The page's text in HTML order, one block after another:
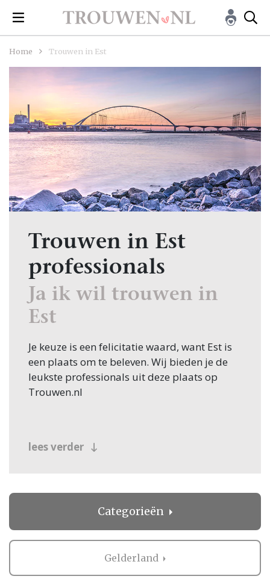
Home Trouwen in Est
Trouwen in Est
professionals
Ja ik wil trouwen in
Est
Je keuze is een felicitatie waard, want Est is
een plaats om te beleven. Wij bieden je de
leukste professionals uit deze plaats op
Trouwen.nl
lees verder
Categorieën
Gelderland